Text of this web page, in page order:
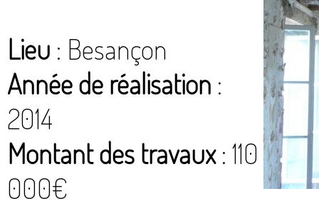
Lieu : Besançon
Année de réalisation :
2014
Montant des travaux: 110
000€